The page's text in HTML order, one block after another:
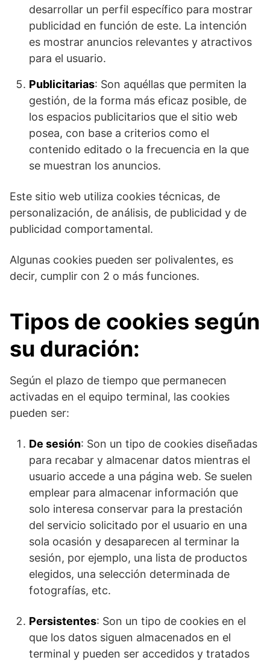
desarrollar un perfil específico para mostrar
publicidad en función de este. La intención
es mostrar anuncios relevantes y atractivos
para el usuario.
Publicitarias: Son aquéllas que permiten la
gestión, de la forma más eficaz posible, de
los espacios publicitarios que el sitio web
posea, con base a criterios como el
contenido editado o la frecuencia en la que
se muestran los anuncios.
Este sitio web utiliza cookies técnicas, de
personalización, de análisis, de publicidad y de
publicidad comportamental.
Algunas cookies pueden ser polivalentes, es
decir, cumplir con 2 o más funciones.
Tipos de cookies según
su duración:
Según el plazo de tiempo que permanecen
activadas en el equipo terminal, las cookies
pueden ser:
De sesión: Son un tipo de cookies diseñadas
para recabar y almacenar datos mientras el
usuario accede a una página web. Se suelen
emplear para almacenar información que
solo interesa conservar para la prestación
del servicio solicitado por el usuario en una
sola ocasión y desaparecen al terminar la
sesión, por ejemplo, una lista de productos
elegidos, una selección determinada de
fotografías, etc.
Persistentes: Son un tipo de cookies en el
que los datos siguen almacenados en el
terminal y pueden ser accedidos y tratados